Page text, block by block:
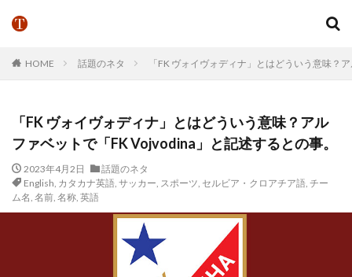
HOME 話題のネタ 「FK ヴォイヴォディナ」とはどういう意味？
「FK ヴォイヴォディナ」とはどういう意味？アル
ファベットで「FK Vojvodina」と記述するとの事。
2023年4月2日
話題のネタ
English, カタカナ英語, サッカー, スポーツ, セルビア・クロアチア語, チー
ム名, 名前, 名称, 英語